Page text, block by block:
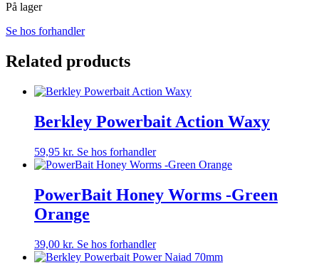
På lager
Se hos forhandler
Related products
Berkley Powerbait Action Waxy
59,95 kr. Se hos forhandler
PowerBait Honey Worms -Green
Orange
39,00 kr. Se hos forhandler